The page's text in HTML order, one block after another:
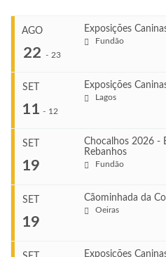
AGO
22 - 23
Exposições
Fundão
Ago 22, 2026
Ago 23, 2026
VENUE
SET
11 - 12
Exposições
Lagos
Set 11, 2026
Set 12, 2026
SET
19
Chocalhos 2026 -
Rebanhos
Fundão
SET
19
Cãominhada da
Oeiras
Exposições